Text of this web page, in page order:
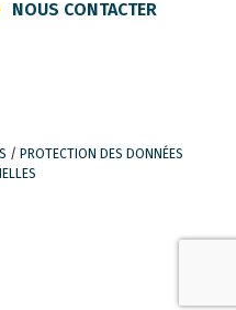
NOUS CONTACTER
/ PROTECTION DES DONNÉES